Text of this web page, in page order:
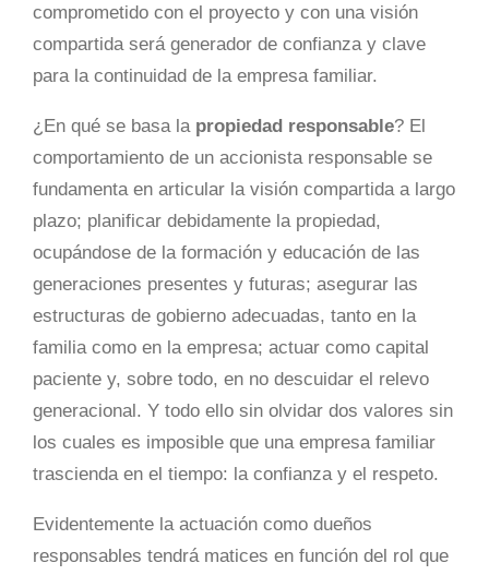
comprometido con el proyecto y con una visión
compartida será generador de confianza y clave
para la continuidad de la empresa familiar.
¿En qué se basa la propiedad responsable? El
comportamiento de un accionista responsable se
fundamenta en articular la visión compartida a largo
plazo; planificar debidamente la propiedad,
ocupándose de la formación y educación de las
generaciones presentes y futuras; asegurar las
estructuras de gobierno adecuadas, tanto en la
familia como en la empresa; actuar como capital
paciente y, sobre todo, en no descuidar el relevo
generacional. Y todo ello sin olvidar dos valores sin
los cuales es imposible que una empresa familiar
trascienda en el tiempo: la confianza y el respeto.
Evidentemente la actuación como dueños
responsables tendrá matices en función del rol que